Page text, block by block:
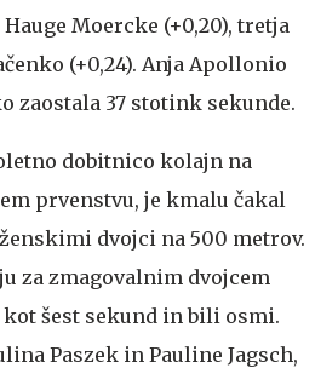
Moercke (+0,20), tretja
(+0,24). Anja Apollonio
zaostala 37 stotink sekunde.
dobitnico kolajn na
prvenstvu, je kmalu čakal
dvojci na 500 metrov.
za zmagovalnim dvojcem
šest sekund in bili osmi.
Paszek in Pauline Jagsch,